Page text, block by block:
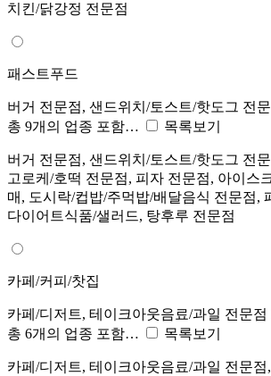
치킨/닭강정 전문점
패스트푸드
버거 전문점, 샌드위치/토스트/핫도그 전
총 9개의 업종 포함…
목록보기
버거 전문점, 샌드위치/토스트/핫도그 전
고로케/호떡 전문점, 피자 전문점, 아이스
매, 도시락/컵밥/주먹밥/배달음식 전문점,
다이어트식품/샐러드, 탕후루 전문점
카페/커피/찻집
카페/디저트, 테이크아웃음료/과일 전문점
총 6개의 업종 포함…
목록보기
카페/디저트, 테이크아웃음료/과일 전문